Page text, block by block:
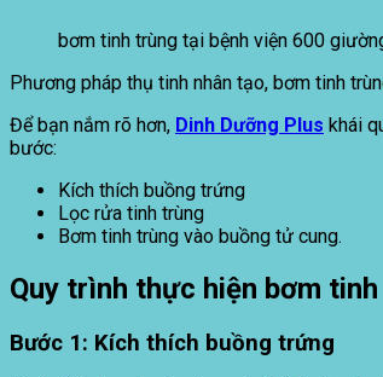
bơm tinh trùng tại bệnh viện 600
Phương pháp thụ tinh nhân tạo, bơm tinh
Để bạn nắm rõ hơn, Dinh Dưỡng Plus khái
bước:
Kích thích buồng trứng
Lọc rửa tinh trùng
Bơm tinh trùng vào buồng tử cung.
Quy trình thực hiện bơm
Bước 1: Kích thích buồng trứng